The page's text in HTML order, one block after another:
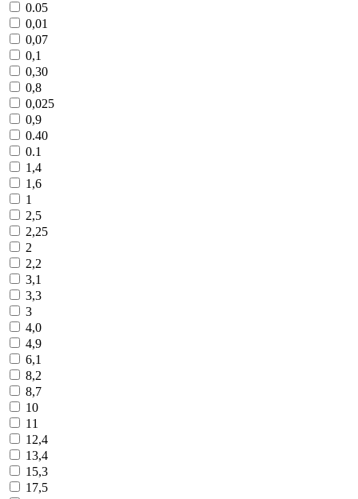
0.05
0,01
0,07
0,1
0,30
0,8
0,025
0,9
0.40
0.1
1,4
1,6
1
2,5
2,25
2
2,2
3,1
3,3
3
4,0
4,9
6,1
8,2
8,7
10
11
12,4
13,4
15,3
17,5